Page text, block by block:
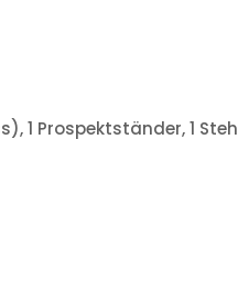
1 Prospektständer, 1